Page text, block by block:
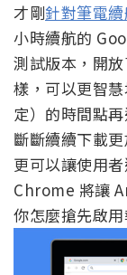
才剛針對筆電
小時續航的
測試版本，開
樣，可以更智
定）的時間點
斷斷續續下載
更可以讓使用
Chrome 將讓
你怎麼搶先啟用